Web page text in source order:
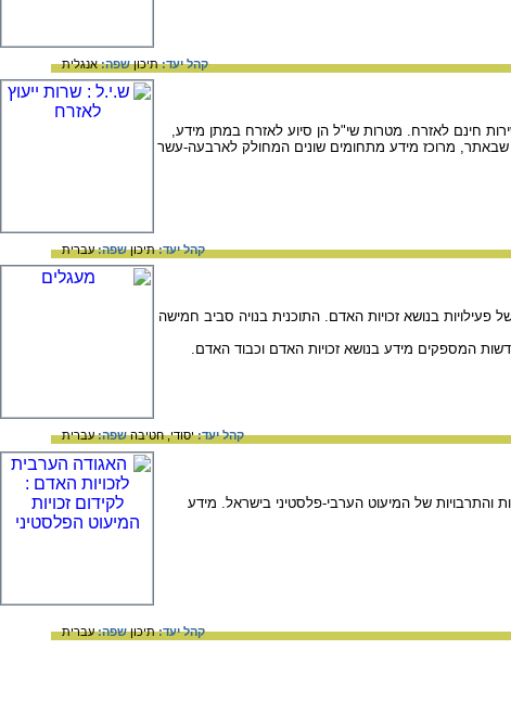
קהל יעד:תיכוןשפה:אנגלית
חינם לאזרח. מטרות שי"ל הן סיוע לאזרח במתן מידע,
שבאתר, מרוכז מידע מתחומים שונים המחולק לארבעה-עשר
קהל יעד:תיכוןשפה:עברית
בנושא זכויות האדם. התוכנית בנויה סביב חמישה
המספקים מידע בנושא זכויות האדם וכבוד האדם.
קהל יעד:יסודי,חטיבהשפה:עברית
האזרחיות הכלכליות והתרבויות של המיעוט הערבי-פלסטיני בישראל. מידע
קהל יעד:תיכוןשפה:עברית